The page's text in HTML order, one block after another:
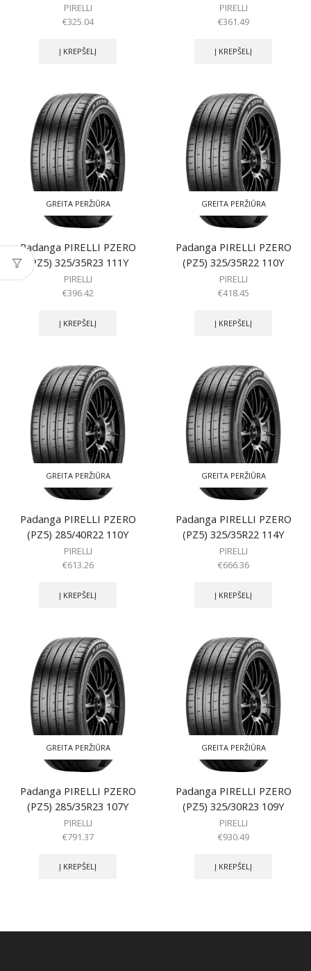
PIRELLI
€325.04
Į KREPŠELĮ
PIRELLI
€361.49
Į KREPŠELĮ
GREITA PERŽIŪRA
Padanga PIRELLI PZERO
(PZ5) 325/35R23 111Y
PIRELLI
€396.42
Į KREPŠELĮ
GREITA PERŽIŪRA
Padanga PIRELLI PZERO
(PZ5) 325/35R22 110Y
PIRELLI
€418.45
Į KREPŠELĮ
GREITA PERŽIŪRA
Padanga PIRELLI PZERO
(PZ5) 285/40R22 110Y
PIRELLI
€613.26
Į KREPŠELĮ
GREITA PERŽIŪRA
Padanga PIRELLI PZERO
(PZ5) 325/35R22 114Y
PIRELLI
€666.36
Į KREPŠELĮ
GREITA PERŽIŪRA
Padanga PIRELLI PZERO
(PZ5) 285/35R23 107Y
PIRELLI
€791.37
Į KREPŠELĮ
GREITA PERŽIŪRA
Padanga PIRELLI PZERO
(PZ5) 325/30R23 109Y
PIRELLI
€930.49
Į KREPŠELĮ